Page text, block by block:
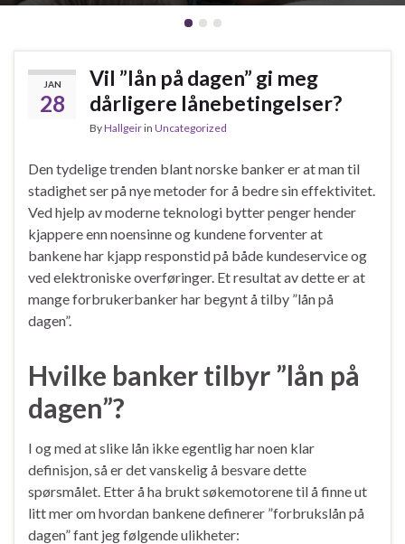
JAN
28
Vil ”lån på dagen” gi meg
dårligere lånebetingelser?
ByHallgeirin Uncategorized
Den tydelige trenden blant norske banker er at man til
stadighet ser på nye metoder for å bedre sin effektivitet.
Ved hjelp av moderne teknologi bytter penger hender
kjappere enn noensinne og kundene forventer at
bankene har kjapp responstid på både kundeservice og
ved elektroniske overføringer. Et resultat av dette er at
mange forbrukerbanker har begynt å tilby ”lån på
dagen”.
Hvilke banker tilbyr ”lån på
dagen”?
I og med at slike lån ikke egentlig har noen klar
definisjon, så er det vanskelig å besvare dette
spørsmålet. Etter å ha brukt søkemotorene til å finne ut
litt mer om hvordan bankene definerer ”forbrukslån på
dagen” fant jeg følgende ulikheter: